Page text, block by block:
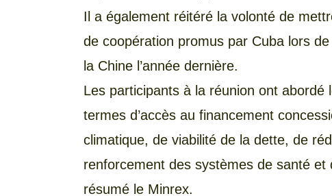
Il a également réitéré la volonté de
de coopération promus par Cuba lors
la Chine l’année dernière.
Les participants à la réunion ont
termes d’accès au financement
climatique, de viabilité de la dette, de
renforcement des systèmes de santé et
résumé le Minrex.